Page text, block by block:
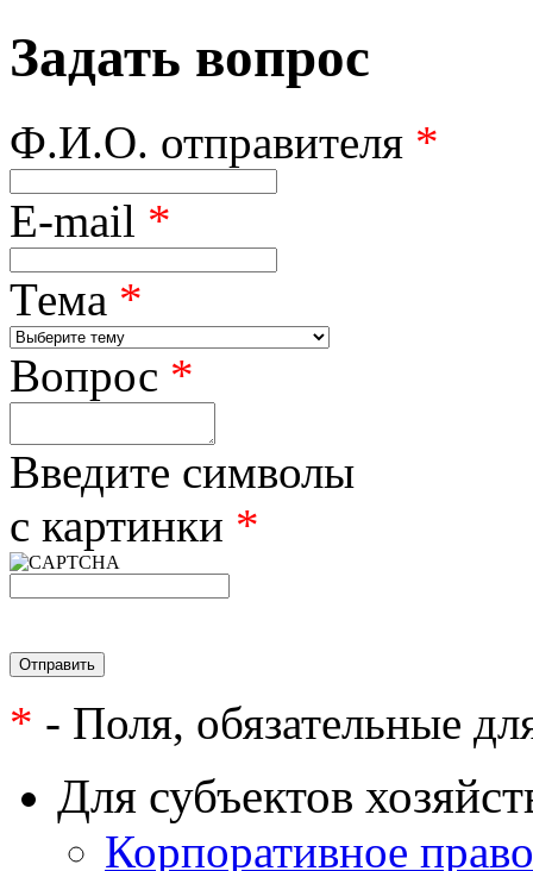
Задать вопрос
Ф.И.О. отправителя *
E-mail *
Тема *
Вопрос *
Введите символы
с картинки *
* - Поля, обязательные
Для субъектов
Корпоративное право